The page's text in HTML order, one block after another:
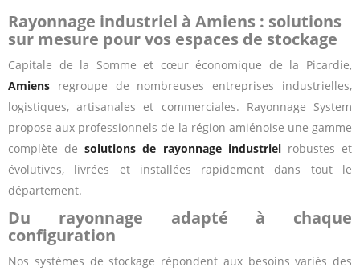
Rayonnage industriel à Amiens : solutions
sur mesure pour vos espaces de stockage
Capitale de la Somme et cœur économique de la Picardie,
Amiens regroupe de nombreuses entreprises industrielles,
logistiques, artisanales et commerciales. Rayonnage System
propose aux professionnels de la région amiénoise une gamme
complète desolutions de rayonnage industrielrobustes et
évolutives, livrées et installées rapidement dans tout le
département.
Du rayonnage adapté à chaque
configuration
Nos systèmes de stockage répondent aux besoins variés des